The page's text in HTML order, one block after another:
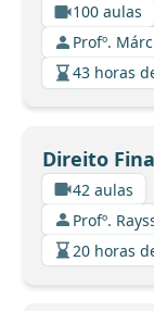
100 aulas
Profº.
43 horas
Direito
42 aulas
Profº.
20 horas